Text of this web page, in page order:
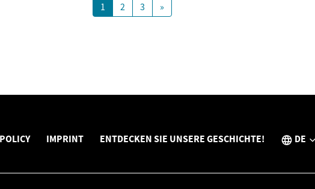
1 2 3 »
IMPRINT ENTDECKEN SIE UNSERE GESCHICHTE! DE